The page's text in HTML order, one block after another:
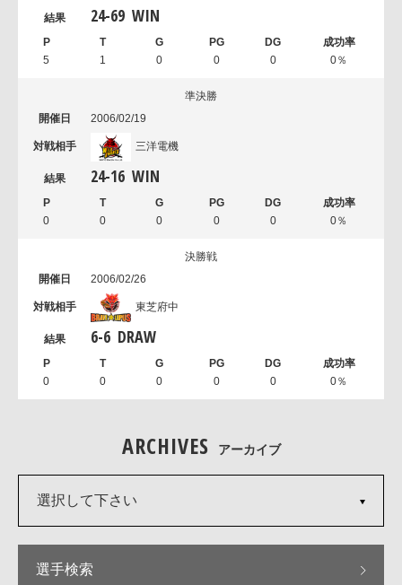
24-69 WIN
5 1 0 0 0 0％
準決勝
2006/02/19
三洋電機
24-16 WIN
0 0 0 0 0 0％
決勝戦
2006/02/26
東芝府中
6-6 DRAW
0 0 0 0 0 0％
ARCHIVES アーカイブ
選択して下さい
選手検索